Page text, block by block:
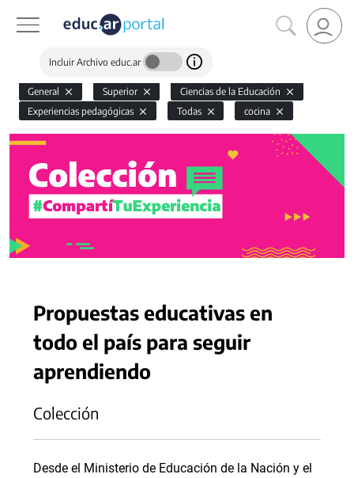
Incluir Archivo educ.ar
General Superior
Ciencias de la Educación
Experiencias pedagógicas
Todas cocina
Propuestas educativas en
todo el país para seguir
aprendiendo
Colección
Desde el Ministerio de Educación de la Nación y el